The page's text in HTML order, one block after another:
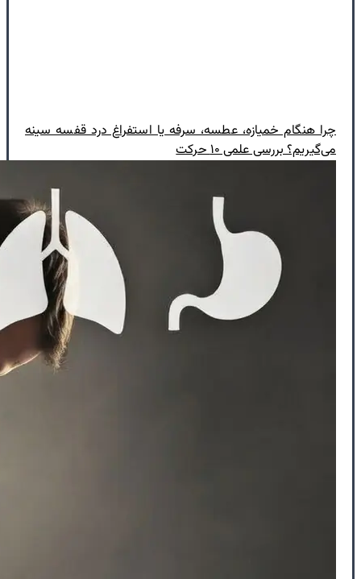
چرا هنگام خمیازه، عطسه، سرفه یا استفراغ درد قفسه سینه
می‌گیریم؟ بررسی علمی ۱۰ حرکت